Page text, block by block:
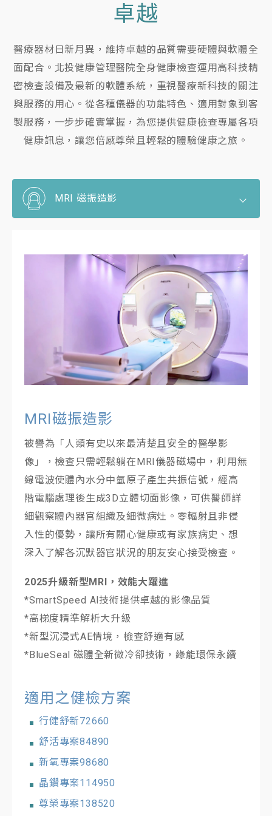
卓越
醫療器材日新月異，維持卓越的品質需要硬體與軟體全
面配合。北投健康管理醫院全身健康檢查運用高科技精
密檢查設備及最新的軟體系統，重視醫療新科技的關注
與服務的用心。從各種儀器的功能特色、適用對象到客
製服務，一步步確實掌握，為您提供健康檢查專屬各項
健康訊息，讓您倍感尊榮且輕鬆的體驗健康之旅。
MRI 磁振造影
CT極速低劑量電腦斷層
高解析度超音波
消化道內視鏡
MRI磁振造影
被譽為「人類有史以來最清楚且安全的醫學影
像」，檢查只需輕鬆躺在MRI儀器磁場中，利用無
線電波使體內水分中氫原子產生共振信號，經高
階電腦處理後生成3D立體切面影像，可供醫師詳
細觀察體內器官組織及細微病灶。零輻射且非侵
入性的優勢，讓所有關心健康或有家族病史、想
深入了解各沉默器官狀況的朋友安心接受檢查。
2025升級新型MRI，效能大躍進
*SmartSpeed Al技術提供卓越的影像品質
*高梯度精準解析大升級
*新型沉浸式AE情境，檢查舒適有感
*BlueSeal 磁體全新微冷卻技術，綠能環保永續
適用之健檢方案
行健舒新72660
舒活專案84890
新氧專案98680
晶鑽專案114950
尊榮專案138520